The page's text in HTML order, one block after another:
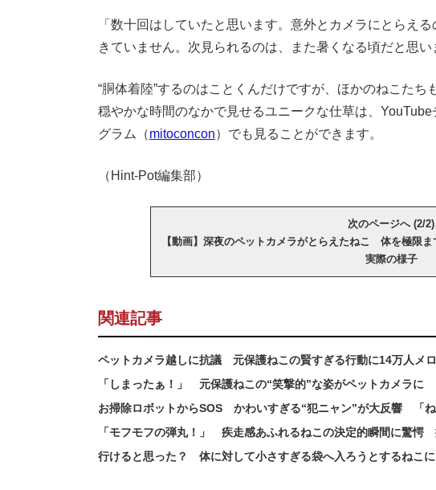
「数十回はしていたと思います。意外とカメラにとらえ
きていません。次見られるのは、また暑くなる頃だと思い
“胴体着陸”するのはことくんだけですが、ほかのねこたち
穏やかな時間のなかで見せるユニークな仕草は、YouTube
グラム（mitoconcon）でも見ることができます。
（Hint-Pot編集部）
次のページへ (2/2)
【動画】深夜のペットカメラがとらえたねこ 体を極限
実際の様子
関連記事
ペットカメラ越しに抗議 元保護ねこの賢すぎる行動に14万人メ
「しまったぁ！」 元保護ねこの“笑撃的”な姿がペットカメラに
お掃除ロボットからSOS かわいすぎる“犯ニャン”が大反響 「
「モフモフの弾丸！」 疾走感あふれるねこの決定的瞬間に驚愕
行けると思った？ 体に対して小さすぎる袋へ入ろうとするねこに